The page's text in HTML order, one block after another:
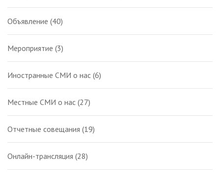
Объявление (40)
Мероприятие (3)
Иностранные СМИ о нас (6)
Местные СМИ о нас (27)
Отчетные совещания (19)
Онлайн-трансляция (28)